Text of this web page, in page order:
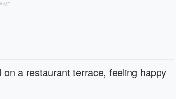
a restaurant terrace, feeling happy